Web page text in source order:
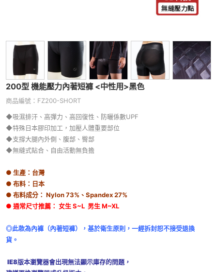
200型 機能壓力內著短褲 <中性用>黑色
商品編號：FZ200-SHORT
◆吸濕排汗 、 高彈力、高回復性 、 防曬係數UPF
◆特殊日本膠印加工 ， 加壓人體重要部位
◆支撐大腿內外側、腹部、臀部
◆無縫式貼合 、 自由活動無負擔
● 生產：台灣
● 布料：日本
● 布料成分： Nylon 73%、Spandex 27%
● 通常尺寸推薦 ： 女生 S~L 男生 M~XL
◎此款為內褲（內著短褲），基於衛生原則，一經拆封恕不接受退換
貨。
IE8版本瀏覽器會出現無法顯示庫存的問題，